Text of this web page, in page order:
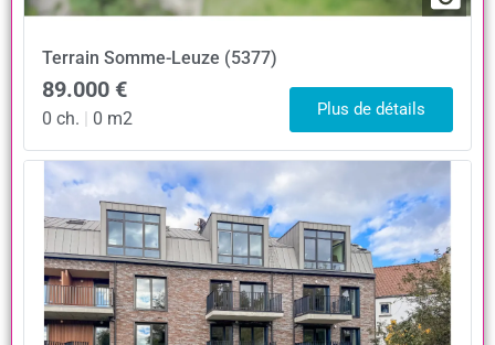
Terrain Somme-Leuze (5377)
89.000 €
0 ch. | 0 m2 Plus de détails